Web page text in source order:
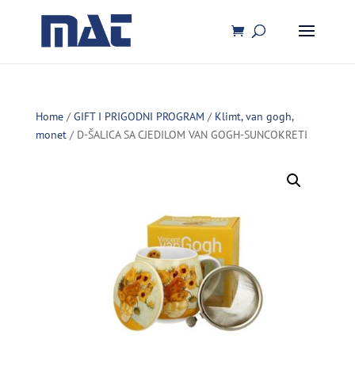
Home/GIFT I PRIGODNI PROGRAM / Klimt, van gogh,
monet/ D-ŠALICA SA CJEDILOM VAN GOGH-SUNCOKRETI